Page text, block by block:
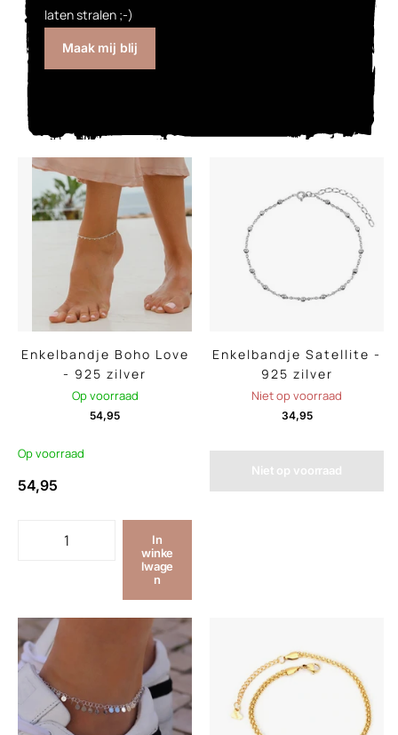
laten stralen ;-)
Maak mij blij
Enkelbandje Boho Love
- 925 zilver
Op voorraad
54,95
Op voorraad
54,95
In
winke
lwage
n
Enkelbandje Satellite -
925 zilver
Niet op voorraad
34,95
Niet op voorraad